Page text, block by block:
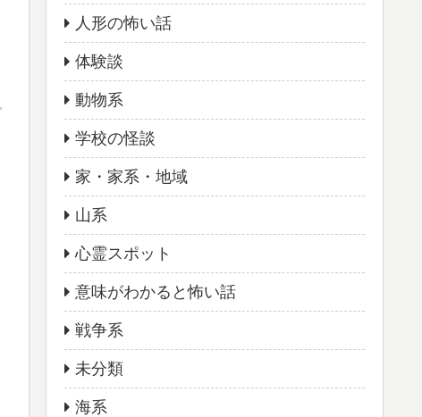
人形の怖い話
体験談
動物系
学校の怪談
家・家系・地域
山系
心霊スポット
意味がわかると怖い話
戦争系
未分類
海系